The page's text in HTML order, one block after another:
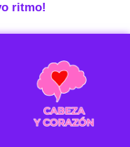
ritmo!